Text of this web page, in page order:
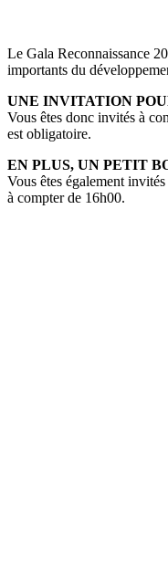
Le Gala Reconnaissance
importants du
UNE INVITATION
Vous êtes donc invités à
est obligatoire.
EN PLUS, UN PETIT
Vous êtes également
à compter de 16h00.